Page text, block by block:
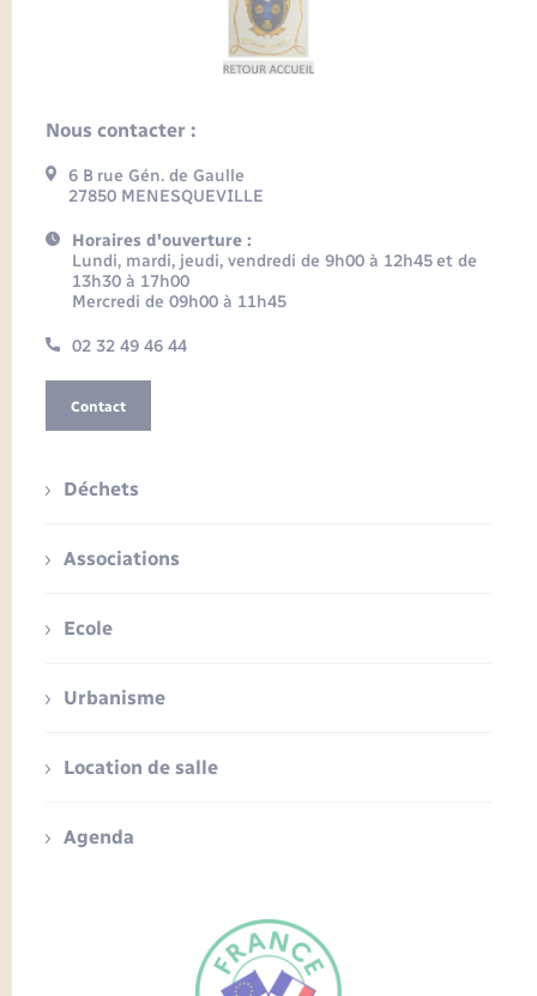
Nous contacter :
6 B rue Gén. de Gaulle
27850 MENESQUEVILLE
Horaires d'ouverture :
Lundi, mardi, jeudi, vendredi de 9h00 à 12h45 et de
13h30 à 17h00
Mercredi de 09h00 à 11h45
02 32 49 46 44
Contact
Déchets
Associations
Ecole
Urbanisme
Location de salle
Agenda